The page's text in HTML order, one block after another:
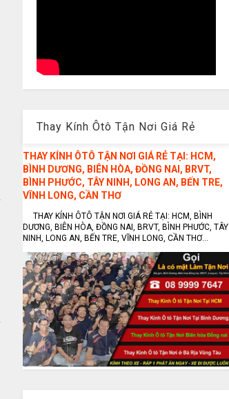
Thay Kính Ôtô Tận Nơi Giá Rẻ
THAY KÍNH ÔTÔ TẬN NƠI GIÁ RẺ TẠI: HCM,
BÌNH DƯƠNG, BIÊN HÒA, ĐỒNG NAI, BRVT,
BÌNH PHƯỚC, TÂY NINH, LONG AN, BẾN TRE,
VĨNH LONG, CẦN THƠ
THAY KÍNH ÔTÔ TẬN NƠI GIÁ RẺ TẠI: HCM, BÌNH
DƯƠNG, BIÊN HÒA, ĐỒNG NAI, BRVT, BÌNH PHƯỚC, TÂY
NINH, LONG AN, BẾN TRE, VĨNH LONG, CẦN THƠ...